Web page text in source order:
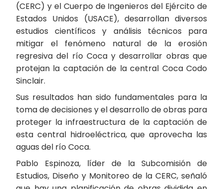
(CERC) y el Cuerpo de Ingenieros del Ejército de
Estados Unidos (USACE), desarrollan diversos
estudios científicos y análisis técnicos para
mitigar el fenómeno natural de la erosión
regresiva del río Coca y desarrollar obras que
protejan la captación de la central Coca Codo
Sinclair.
Sus resultados han sido fundamentales para la
toma de decisiones y el desarrollo de obras para
proteger la infraestructura de la captación de
esta central hidroeléctrica, que aprovecha las
aguas del río Coca.
Pablo Espinoza, líder de la Subcomisión de
Estudios, Diseño y Monitoreo de la CERC, señaló